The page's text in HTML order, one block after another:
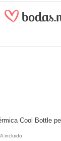
Cool Bottle
incluido